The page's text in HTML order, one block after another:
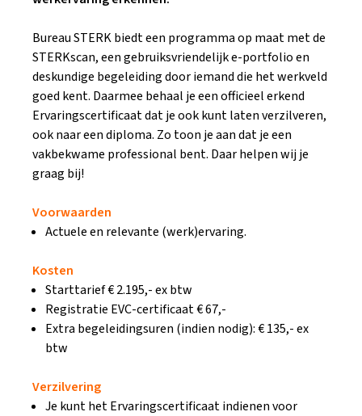
Bureau STERK biedt een programma op maat met de
STERKscan, een gebruiksvriendelijk e-portfolio en
deskundige begeleiding door iemand die het werkveld
goed kent. Daarmee behaal je een officieel erkend
Ervaringscertificaat dat je ook kunt laten verzilveren,
ook naar een diploma. Zo toon je aan dat je een
vakbekwame professional bent. Daar helpen wij je
graag bij!
Voorwaarden
Actuele en relevante (werk)ervaring.
Kosten
Starttarief € 2.195,- ex btw
Registratie EVC-certificaat € 67,-
Extra begeleidingsuren (indien nodig): € 135,- ex
btw
Verzilvering
Je kunt het Ervaringscertificaat indienen voor